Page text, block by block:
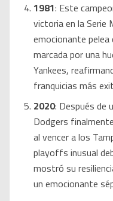
1981: Este
victoria en la Serie
emocionante
marcada por una
Yankees,
franquicias más
2020: Después de
Dodgers
al vencer a los
playoffs inusual
mostró su
un emocionante